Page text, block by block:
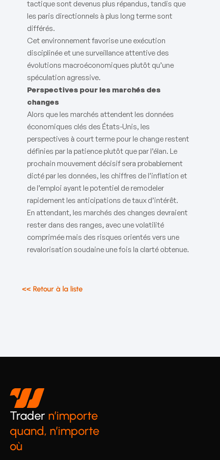
tactique sont devenus plus répandus, tandis que
les paris directionnels à plus long terme sont
différés.
Cet environnement favorise une exécution
disciplinée et une surveillance attentive des
évolutions macroéconomiques plutôt qu’une
spéculation agressive.
Perspectives pour les marchés des
changes
Alors que les marchés attendent les données
économiques clés des États-Unis, les
perspectives à court terme pour le change restent
définies par la patience plutôt que par l’élan. Le
prochain mouvement décisif sera probablement
dicté par les données, les chiffres de l’inflation et
de l’emploi ayant le potentiel de remodeler
rapidement les anticipations de taux d’intérêt.
En attendant, les marchés des changes devraient
rester dans des ranges, avec une volatilité
comprimée mais des risques orientés vers une
revalorisation soudaine une fois la clarté obtenue.
<< Retour à la liste
Trader n’importe
quand, n’importe
où